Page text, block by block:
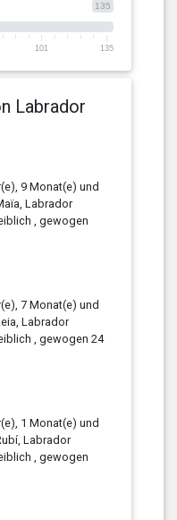
135
101 135
Labrador
9 Monat(e) und
Labrador
, gewogen
7 Monat(e) und
Labrador
, gewogen 24
1 Monat(e) und
Labrador
, gewogen